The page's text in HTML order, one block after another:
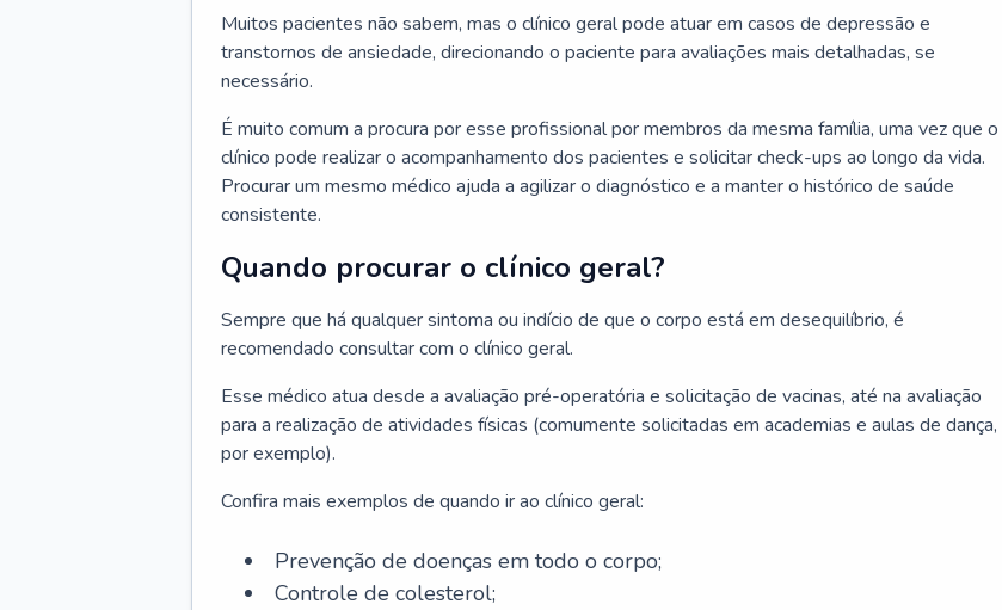
Muitos pacientes não sabem, mas o clínico geral pode atuar em casos de depressão e
transtornos de ansiedade, direcionando o paciente para avaliações mais detalhadas, se
necessário.
É muito comum a procura por esse profissional por membros da mesma família, uma vez que o
clínico pode realizar o acompanhamento dos pacientes e solicitar check-ups ao longo da vida.
Procurar um mesmo médico ajuda a agilizar o diagnóstico e a manter o histórico de saúde
consistente.
Quando procurar o clínico geral?
Sempre que há qualquer sintoma ou indício de que o corpo está em desequilíbrio, é
recomendado consultar com o clínico geral.
Esse médico atua desde a avaliação pré-operatória e solicitação de vacinas, até na avaliação
para a realização de atividades físicas (comumente solicitadas em academias e aulas de dança,
por exemplo).
Confira mais exemplos de quando ir ao clínico geral:
Prevenção de doenças em todo o corpo;
Controle de colesterol;